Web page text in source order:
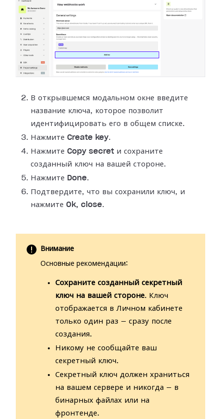
В открывшемся модальном окне введите
название ключа, которое позволит
идентифицировать его в общем списке.
Нажмите Create key.
Нажмите Copy secret и сохраните
созданный ключ на вашей стороне.
Нажмите Done.
Подтвердите, что вы сохранили ключ, и
нажмите Ok, close.
Внимание
Основные рекомендации:
Сохраните созданный секретный
ключ на вашей стороне. Ключ
отображается в Личном кабинете
только один раз — сразу после
создания.
Никому не сообщайте ваш
секретный ключ.
Секретный ключ должен храниться
на вашем сервере и никогда — в
бинарных файлах или на
фронтенде.